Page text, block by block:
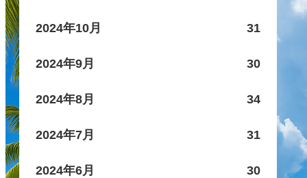
2024年10月 31
2024年9月 30
2024年8月 34
2024年7月 31
2024年6月 30